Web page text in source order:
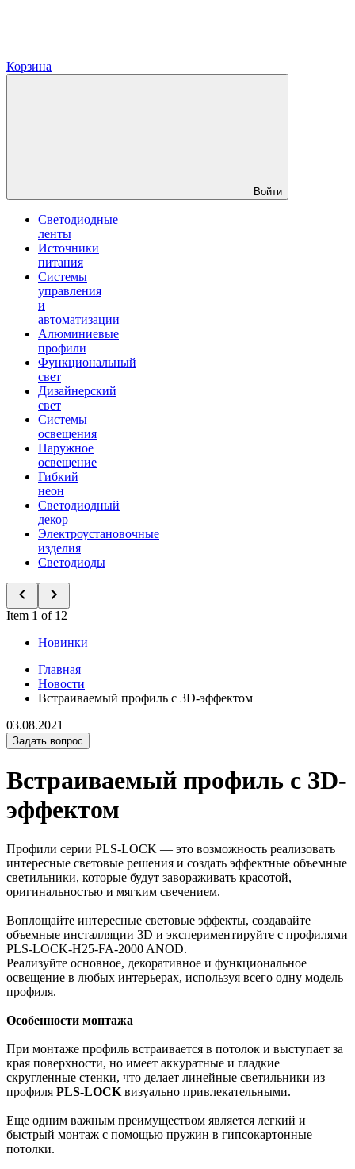
Корзина
Войти
Светодиодные
ленты
Источники
питания
Системы
управления
и
автоматизации
Алюминиевые
профили
Функциональный
свет
Дизайнерский
свет
Системы
освещения
Наружное
освещение
Гибкий
неон
Светодиодный
декор
Электроустановочные
изделия
Светодиоды
Item 1 of 12
Новинки
Главная
Новости
Встраиваемый профиль с 3D-эффектом
03.08.2021
Задать вопрос
Встраиваемый профиль с 3D-
эффектом
Профили серии PLS-LOCK — это возможность реализовать
интересные световые решения и создать эффектные объемные
светильники, которые будут завораживать красотой,
оригинальностью и мягким свечением.
Воплощайте интересные световые эффекты, создавайте
объемные инсталляции 3D и экспериментируйте с профилями
PLS-LOCK-H25-FA-2000 ANOD.
Реализуйте основное, декоративное и функциональное
освещение в любых интерьерах, используя всего одну модель
профиля.
Особенности монтажа
При монтаже профиль встраивается в потолок и выступает за
края поверхности, но имеет аккуратные и гладкие
скругленные стенки, что делает линейные светильники из
профиля PLS-LOCK визуально привлекательными.
Еще одним важным преимуществом является легкий и
быстрый монтаж с помощью пружин в гипсокартонные
потолки.